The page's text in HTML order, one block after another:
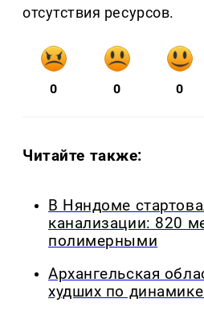
отсутствия ресурсов.
0 0 0
Читайте также:
В Няндоме
канализации: 820
полимерными
Архангельская
худших по